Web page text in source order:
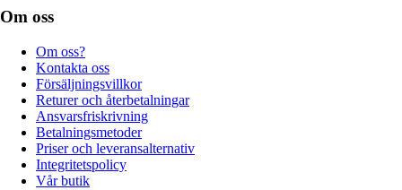
Om oss
Om oss?
Kontakta oss
Försäljningsvillkor
Returer och återbetalningar
Ansvarsfriskrivning
Betalningsmetoder
Priser och leveransalternativ
Integritetspolicy
Vår butik